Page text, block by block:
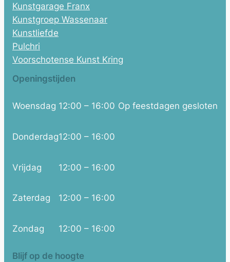
Kunstgarage Franx
Kunstgroep Wassenaar
Kunstliefde
Pulchri
Voorschotense Kunst Kring
Openingstijden
Woensdag
Donderdag
Vrijdag
Zaterdag
Zondag
12:00 – 16:00
12:00 – 16:00
12:00 – 16:00
12:00 – 16:00
12:00 – 16:00
Op feestdagen gesloten
Blijf op de hoogte